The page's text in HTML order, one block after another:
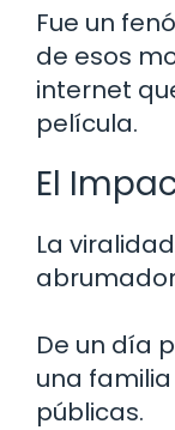
Fue un
de esos
internet
película.
El
La
De un día
una
públicas.